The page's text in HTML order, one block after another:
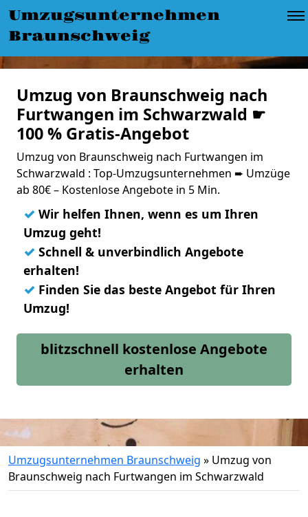
Umzugsunternehmen
Braunschweig
Umzug von Braunschweig nach
Furtwangen im Schwarzwald ☛
100 % Gratis-Angebot
Umzug von Braunschweig nach Furtwangen im
Schwarzwald : Top-Umzugsunternehmen ➨ Umzüge
ab 80€ – Kostenlose Angebote in 5 Min.
✓ Wir helfen Ihnen, wenn es um Ihren
Umzug geht!
✓ Schnell & unverbindlich Angebote
erhalten!
✓ Finden Sie das beste Angebot für Ihren
Umzug!
blitzschnell kostenlose Angebote
erhalten
Umzugsunternehmen Braunschweig » Umzug von
Braunschweig nach Furtwangen im Schwarzwald